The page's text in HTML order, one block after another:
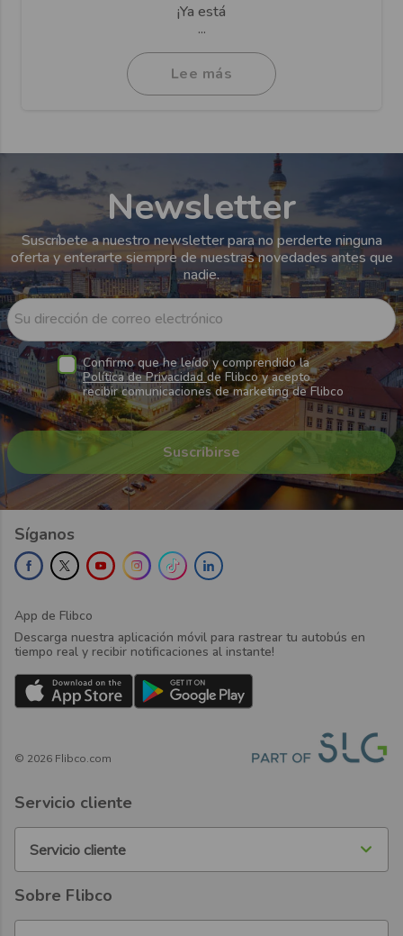
¡Ya está
...
Lee más
Newsletter
Suscríbete a nuestro newsletter para no perderte ninguna
oferta y enterarte siempre de nuestras novedades antes que
nadie.
Su dirección de correo electrónico
Confirmo que he leído y comprendido la
Política de Privacidadde Flibco y acepto
recibir comunicaciones de marketing de Flibco
Síganos
App de Flibco
Descarga nuestra aplicación móvil para rastrear tu autobús en
tiempo real y recibir notificaciones al instante!
© 2026 Flibco.com
Servicio cliente
Servicio cliente
Sobre Flibco